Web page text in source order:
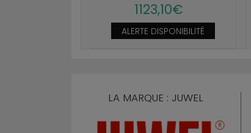
1123,10€
ALERTE DISPONIBILITÉ
LA MARQUE : JUWEL